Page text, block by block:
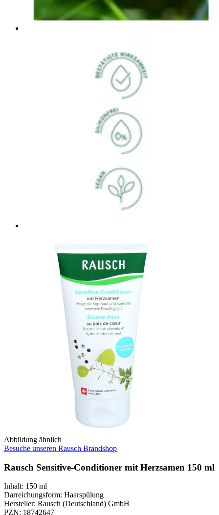
Abbildung ähnlich
Besuche unseren Rausch Brandshop
Rausch Sensitive-Conditioner mit Herzsamen 150 ml
Inhalt: 150 ml
Darreichungsform: Haarspülung
Hersteller: Rausch (Deutschland) GmbH
PZN: 18742647